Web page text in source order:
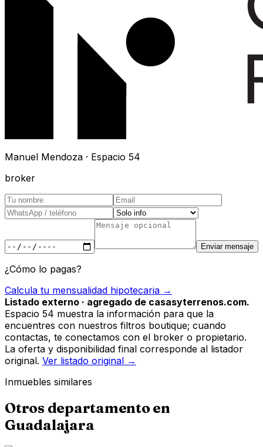
Manuel Mendoza · Espacio 54
broker
Enviar mensaje
¿Cómo lo pagas?
Calcula tu mensualidad hipotecaria →
Listado externo · agregado de casasyterrenos.com.
Espacio 54 muestra la información para que la
encuentres con nuestros filtros boutique; cuando
contactas, te conectamos con el broker o propietario.
La oferta y disponibilidad final corresponde al listador
original. Ver listado original →
Inmuebles similares
Otros departamentoen
Guadalajara